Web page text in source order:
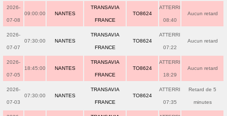
2026-
07-08
09:00:00 NANTES
TRANSAVIA
FRANCE
TO8624
ATTERRI
08:40
Aucun retard
2026-
07-07
07:30:00 NANTES
TRANSAVIA
FRANCE
TO8624
ATTERRI
07:22
Aucun retard
2026-
07-05
18:45:00 NANTES
TRANSAVIA
FRANCE
TO8624
ATTERRI
18:29
Aucun retard
2026-
07-03
07:30:00 NANTES
TRANSAVIA
FRANCE
TO8624
ATTERRI
07:35
Retard de 5
minutes